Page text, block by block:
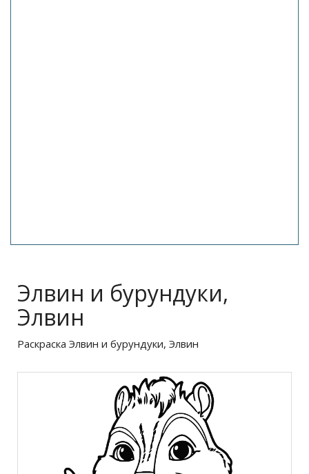
Элвин и бурундуки,
Элвин
Раскраска Элвин и бурундуки, Элвин